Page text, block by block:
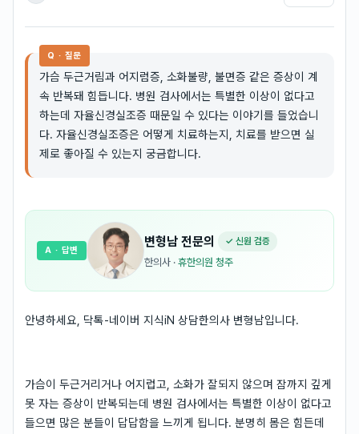
Q · 질문
가슴 두근거림과 어지럼증, 소화불량, 불면증 같은 증상이 계
속 반복돼 힘듭니다. 병원 검사에서는 특별한 이상이 없다고
하는데 자율신경실조증 때문일 수 있다는 이야기를 들었습니
다. 자율신경실조증은 어떻게 치료하는지, 치료를 받으면 실
제로 좋아질 수 있는지 궁금합니다.
변형남 전문의 ✓ 신원 검증
한의사 · 휴한의원 청주
A · 답변
안녕하세요, 닥톡-네이버 지식iN 상담한의사 변형남입니다.
가슴이 두근거리거나 어지럽고, 소화가 잘되지 않으며 잠까지 깊게
못 자는 증상이 반복되는데 병원 검사에서는 특별한 이상이 없다고
들으면 많은 분들이 답답함을 느끼게 됩니다. 분명히 몸은 힘든데